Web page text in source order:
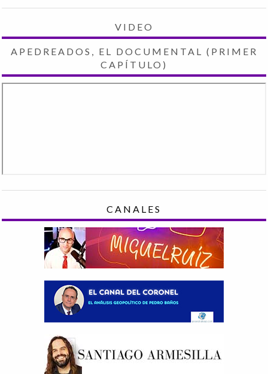
VIDEO
APEDREADOS, EL DOCUMENTAL (PRIMER
CAPÍTULO)
CANALES